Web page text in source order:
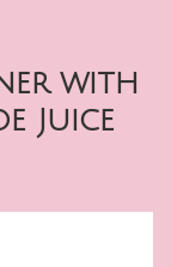
with
Juice